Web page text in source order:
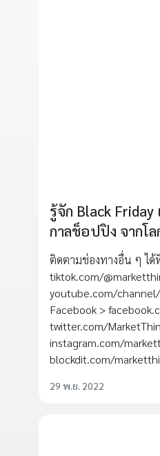
รู้จัก Black
กาลช็อปปิง จากโ
ติดตามช่องทางอื่น ๆ ได้
tiktok.com/
youtube.com/channel/
Facebook >
twitter.com/
instagram.com/
blockdit.com/
29 พ.ย. 2022